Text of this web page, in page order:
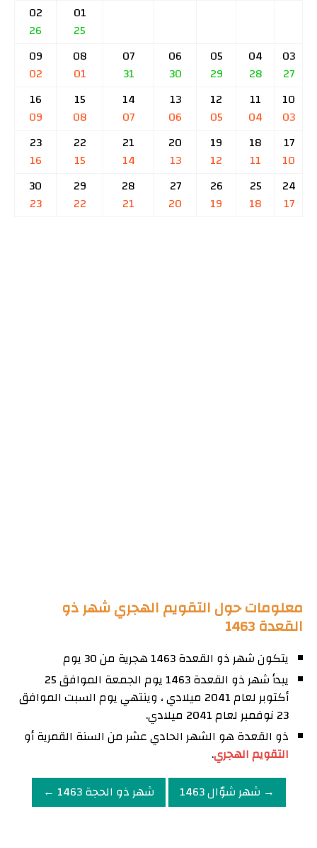
01
25
02
26
03
27
04
28
05
29
06
30
07
31
08
01
09
02
10
03
11
04
12
05
13
06
14
07
15
08
16
09
17
10
18
11
19
12
20
13
21
14
22
15
23
16
24
17
25
18
26
19
27
20
28
21
29
22
30
23
معلومات حول التقويم الهجري شهر ذو
القعدة 1463
يتكون شهر ذو القعدة 1463 هجرية من 30 يوم
يبدأ شهر ذو القعدة 1463 يوم الجمعة الموافق 25
أكتوبر لعام 2041 ميلادي ، وينتهي يوم السبت الموافق
23 نوفمبر لعام 2041 ميلادي.
ذو القعدة هو الشهر الحادي عشر من السنة القمرية أو
التقويم الهجري.
→ شهر شوّال 1463
شهر ذو الحجة 1463 ←